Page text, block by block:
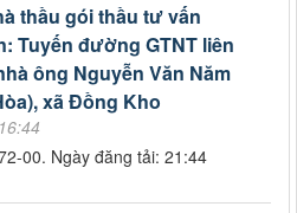
thầu gói thầu tư vấn
Tuyến đường GTNT liên
ông Nguyễn Văn Năm
xã Đồng Kho
00. Ngày đăng tải: 21:44